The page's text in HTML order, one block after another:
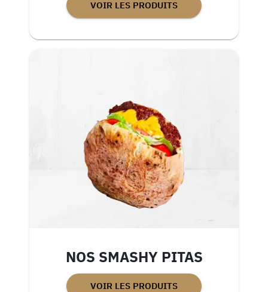
VOIR LES PRODUITS
NOS SMASHY PITAS
VOIR LES PRODUITS